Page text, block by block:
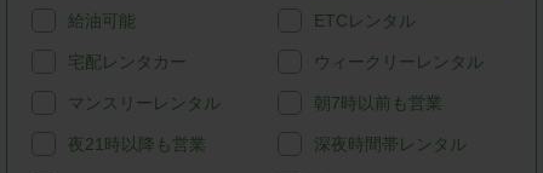
給油可能 ETCレンタル
宅配レンタカー ウィークリーレンタル
マンスリーレンタル 朝7時以前も営業
夜21時以降も営業 深夜時間帯レンタル